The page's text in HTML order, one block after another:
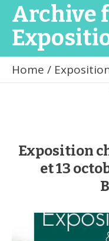
Archive
Home /
Exposition
et 13